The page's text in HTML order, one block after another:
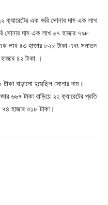
ক্যারেটের এক ভরি সোনার দাম এক লাখ
সোনার দাম এক লাখ ৬৭ হাজার ৭৯৮
লাখ ৪৩ হাজার ৮২৮ টাকা এবং সনাতন
৪২ টাকা ।
বাড়ানো হয়েছিল সোনার দাম।
৬৬৭ টাকা বাড়িয়ে ২২ ক্যারেটের প্রতি
৭৪ হাজার ৩১৮ টাকা।